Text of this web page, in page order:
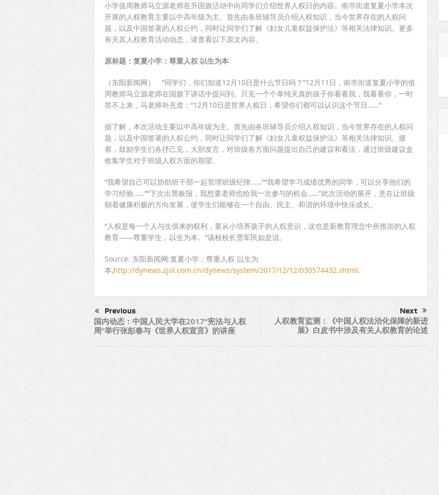
小学值周教师马立源老师在升国旗活动中向同学们介绍世界人权日的内容。南市街道复夏小学本次
开展的人权教育主要以中高年级为主。首先由各班辅导员介绍人权知识，当今世界存在的人权问
题，以及中国签署的人权公约，同时让同学们了解《妇女儿童权益保护法》等相关法律知识。更多
有关其人权教育活动动态，请查看以下原文内容。
原标题：复夏小学：尊重人权 以生为本
（东阳新闻网） “同学们，你们知道12月10日是什么节日吗？”12月11日，南市街道复夏小学的值
周教师马立源老师在国旗下讲话中提问到。只见一个个单纯天真的孩子你看看我，我看看你，一时
答不上来，马老师补充道：“12月10日是世界人权日，希望你们都可以认识这个节日……”
据了解，本次活动主要以中高年级为主。首先由各班辅导员介绍人权知识，当今世界存在的人权问
题，以及中国签署的人权公约，同时让同学们了解《妇女儿童权益保护法》等相关法律知识。接
着，鼓励学生们各抒己见，大胆发言，对班级各方面问题提出自己的建议和看法，通过班级建议盒
收集学生对于班级人权方面的期望。
“我希望自己可以协助班干部一起管理班级纪律……”“我希望学习成绩优秀的同学，可以分享他们的
学习经验……”“下次出黑板报，我想要老师也给我一次参与的机会……”此次活动的展开，意在让班级
朝着健康积极的方向发展，使学生们能够在一个自由、民主、和谐的环境中快乐成长。
“人权是每一个人与生俱来的权利，要从小培养孩子的人权意识，这也是新教育理念中所推崇的人权
教育——尊重学生，以生为本。”该校校长贾军民如是说。
Source: 东阳新闻网:复夏小学：尊重人权 以生为
本,http://dynews.zjol.com.cn/dynews/system/2017/12/12/030574432.shtml.
Previous
国内动态：中国人民大学在2017“宪法与人权
周”举行张彭春与《世界人权宣言》的讲座
Next
人权教育监测：《中国人权法治化保障的新进
展》白皮书中涉及有关人权教育的论述